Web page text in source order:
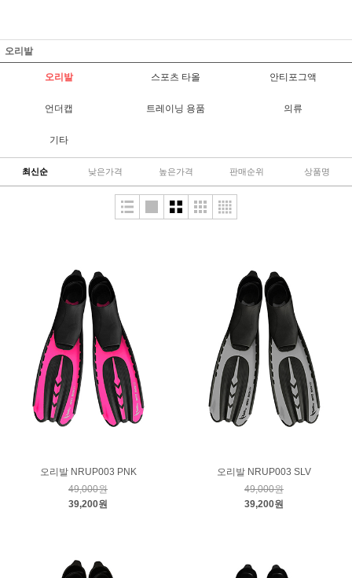
오리발
오리발 스포츠 타올 안티포그액
언더캡 트레이닝 용품 의류
기타
최신순 낮은가격 높은가격 판매순위 상품명
오리발 NRUP003 PNK
49,000원
39,200원
오리발 NRUP003 SLV
49,000원
39,200원